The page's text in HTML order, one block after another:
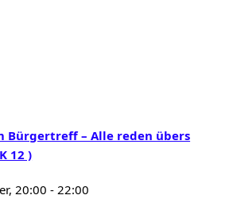
Bürgertreff – Alle reden übers
12 )
20:00 - 22:00